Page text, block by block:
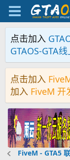
点击加入
GTAOS-GTA
点击加入
加入 FiveM 开
FiveM - GTA5